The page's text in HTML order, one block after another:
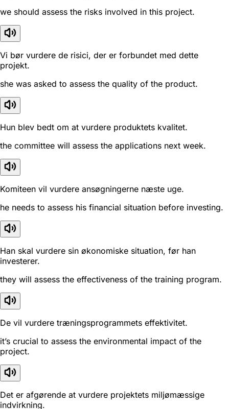
we should assess the risks involved in this project.
Vi bør vurdere de risici, der er forbundet med dette
projekt.
she was asked to assess the quality of the product.
Hun blev bedt om at vurdere produktets kvalitet.
the committee will assess the applications next week.
Komiteen vil vurdere ansøgningerne næste uge.
he needs to assess his financial situation before investing.
Han skal vurdere sin økonomiske situation, før han
investerer.
they will assess the effectiveness of the training program.
De vil vurdere træningsprogrammets effektivitet.
it’s crucial to assess the environmental impact of the
project.
Det er afgørende at vurdere projektets miljømæssige
indvirkning.